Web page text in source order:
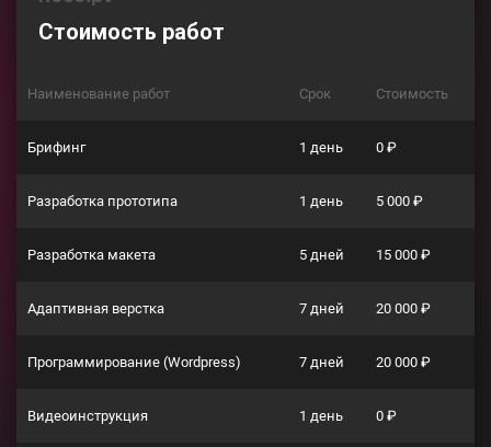
Стоимость работ
Наименование работ Срок Стоимость
Брифинг 1 день 0 ₽
Разработка прототипа 1 день 5 000 ₽
Разработка макета 5 дней 15 000 ₽
Адаптивная верстка 7 дней 20 000 ₽
Программирование (Wordpress) 7 дней 20 000 ₽
Видеоинструкция 1 день 0 ₽